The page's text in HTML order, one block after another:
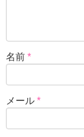
名前 *
メール *